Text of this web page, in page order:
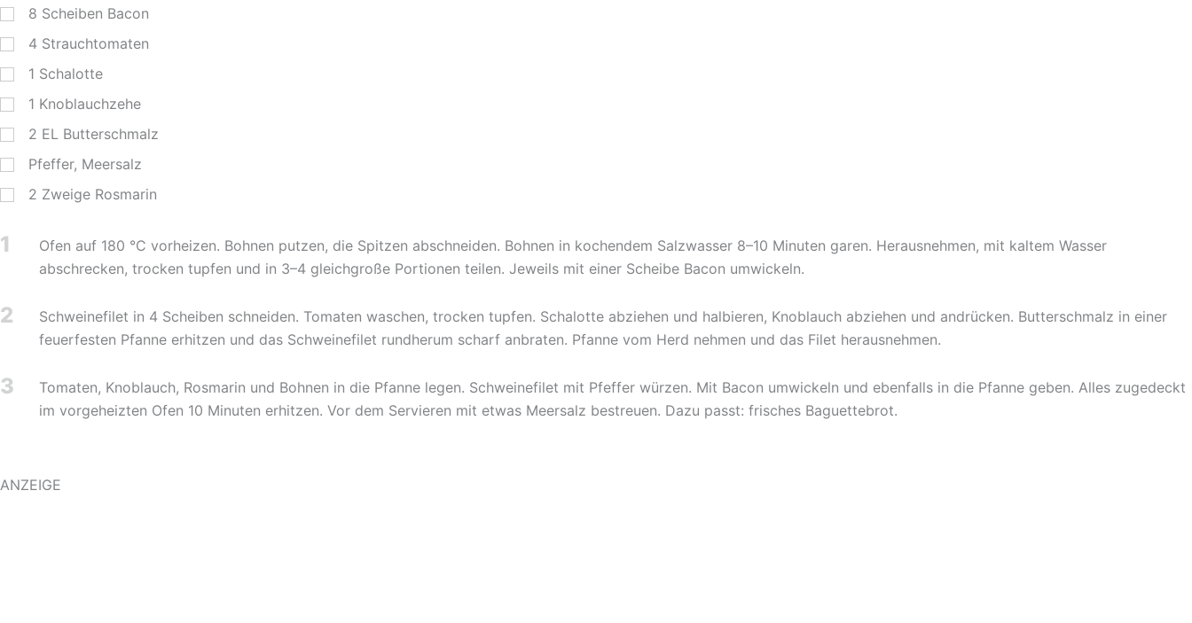
8 Scheiben Bacon
4 Strauchtomaten
1 Schalotte
1 Knoblauchzehe
2 EL Butterschmalz
Pfeffer, Meersalz
2 Zweige Rosmarin
1
Ofen auf 180 °C vorheizen. Bohnen putzen, die Spitzen abschneiden. Bohnen in kochendem Salzwasser 8–10 Minuten garen. Herausnehmen, mit kaltem Wasser
abschrecken, trocken tupfen und in 3–4 gleichgroße Portionen teilen. Jeweils mit einer Scheibe Bacon umwickeln.
2
Schweinefilet in 4 Scheiben schneiden. Tomaten waschen, trocken tupfen. Schalotte abziehen und halbieren, Knoblauch abziehen und andrücken. Butterschmalz in einer
feuerfesten Pfanne erhitzen und das Schweinefilet rundherum scharf anbraten. Pfanne vom Herd nehmen und das Filet herausnehmen.
3
Tomaten, Knoblauch, Rosmarin und Bohnen in die Pfanne legen. Schweinefilet mit Pfeffer würzen. Mit Bacon umwickeln und ebenfalls in die Pfanne geben. Alles zugedeckt
im vorgeheizten Ofen 10 Minuten erhitzen. Vor dem Servieren mit etwas Meersalz bestreuen. Dazu passt: frisches Baguettebrot.
ANZEIGE